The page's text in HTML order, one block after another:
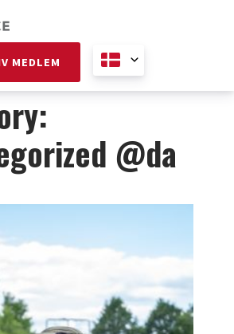
MEDLEM
@da